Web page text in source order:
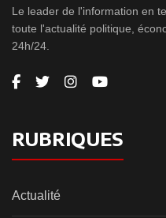
Le leader de l'information en
toute l'actualité politique,
24h/24.
RUBRIQUES
Actualité